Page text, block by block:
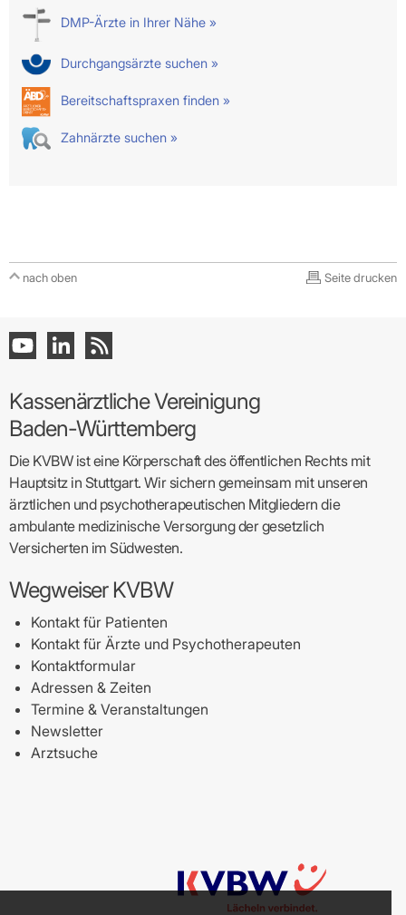
DMP-Ärzte in Ihrer Nähe »
Durchgangsärzte suchen »
Bereitschaftspraxen finden »
Zahnärzte suchen »
nach oben Seite drucken
Kassenärztliche Vereinigung
Baden-Württemberg
Die KVBW ist eine Körperschaft des öffentlichen Rechts mit
Hauptsitz in Stuttgart. Wir sichern gemeinsam mit unseren
ärztlichen und psychotherapeutischen Mitgliedern die
ambulante medizinische Versorgung der gesetzlich
Versicherten im Südwesten.
Wegweiser KVBW
Kontakt für Patienten
Kontakt für Ärzte und Psychotherapeuten
Kontaktformular
Adressen & Zeiten
Termine & Veranstaltungen
Newsletter
Arztsuche